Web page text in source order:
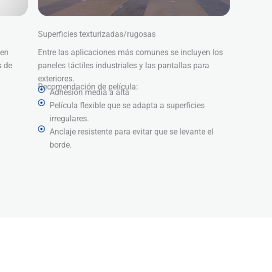
de
Superficies texturizadas/rugosas
Entre las aplicaciones más comunes se incluyen los
paneles táctiles industriales y las pantallas para
exteriores.
Recomendación de película:
Adhesión media a alta
Película flexible que se adapta a superficies
irregulares.
Anclaje resistente para evitar que se levante el
borde.